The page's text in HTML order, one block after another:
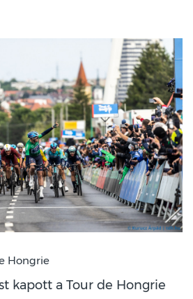
Hongrie
kapott a Tour de Hongrie